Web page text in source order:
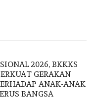
2026, BKKKS
GERAKAN
ANAK-ANAK
BANGSA